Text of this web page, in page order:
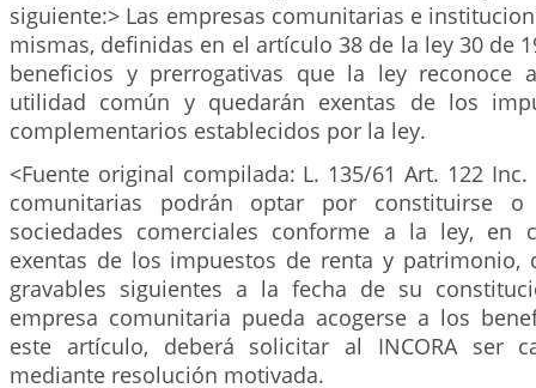
siguiente:> Las empresas comunitarias e
mismas, definidas en el artículo 38 de la ley 30 de
beneficios y prerrogativas que la ley reconoce
utilidad común y quedarán exentas de los
complementarios establecidos por la ley.
<Fuente original compilada: L. 135/61 Art. 122 Inc.
comunitarias podrán optar por constituirse o
sociedades comerciales conforme a la ley, en
exentas de los impuestos de renta y patrimonio,
gravables siguientes a la fecha de su
empresa comunitaria pueda acogerse a los
este artículo, deberá solicitar al INCORA ser
mediante resolución motivada.